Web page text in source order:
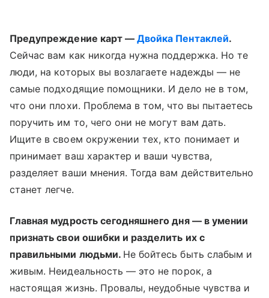
Предупреждение карт —Двойка Пентаклей.
Сейчас вам как никогда нужна поддержка. Но те
люди, на которых вы возлагаете надежды — не
самые подходящие помощники. И дело не в том,
что они плохи. Проблема в том, что вы пытаетесь
поручить им то, чего они не могут вам дать.
Ищите в своем окружении тех, кто понимает и
принимает ваш характер и ваши чувства,
разделяет ваши мнения. Тогда вам действительно
станет легче.
Главная мудрость сегодняшнего дня — в умении
признать свои ошибки и разделить их с
правильными людьми. Не бойтесь быть слабым и
живым. Неидеальность — это не порок, а
настоящая жизнь. Провалы, неудобные чувства и